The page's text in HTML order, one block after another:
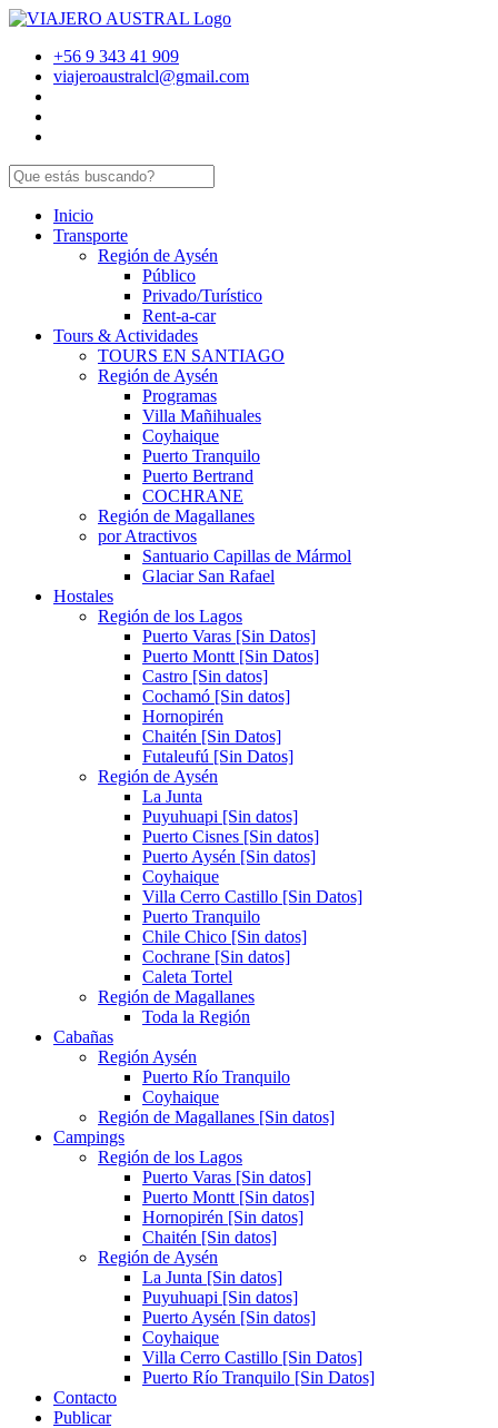
+56 9 343 41 909
viajeroaustralcl@gmail.com
Inicio
Transporte
Región de Aysén
Público
Privado/Turístico
Rent-a-car
Tours & Actividades
TOURS EN SANTIAGO
Región de Aysén
Programas
Villa Mañihuales
Coyhaique
Puerto Tranquilo
Puerto Bertrand
COCHRANE
Región de Magallanes
por Atractivos
Santuario Capillas de Mármol
Glaciar San Rafael
Hostales
Región de los Lagos
Puerto Varas [Sin Datos]
Puerto Montt [Sin Datos]
Castro [Sin datos]
Cochamó [Sin datos]
Hornopirén
Chaitén [Sin Datos]
Futaleufú [Sin Datos]
Región de Aysén
La Junta
Puyuhuapi [Sin datos]
Puerto Cisnes [Sin datos]
Puerto Aysén [Sin datos]
Coyhaique
Villa Cerro Castillo [Sin Datos]
Puerto Tranquilo
Chile Chico [Sin datos]
Cochrane [Sin datos]
Caleta Tortel
Región de Magallanes
Toda la Región
Cabañas
Región Aysén
Puerto Río Tranquilo
Coyhaique
Región de Magallanes [Sin datos]
Campings
Región de los Lagos
Puerto Varas [Sin datos]
Puerto Montt [Sin datos]
Hornopirén [Sin datos]
Chaitén [Sin datos]
Región de Aysén
La Junta [Sin datos]
Puyuhuapi [Sin datos]
Puerto Aysén [Sin datos]
Coyhaique
Villa Cerro Castillo [Sin Datos]
Puerto Río Tranquilo [Sin Datos]
Contacto
Publicar